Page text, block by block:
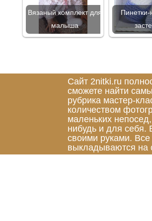
Вязаный комплект для
малыша
Пинетки-
Сайт 2nitki.ru
сможете найти
рубрика мастер-
количеством
маленьких
нибудь и для себя.
своими руками.
выкладываются на